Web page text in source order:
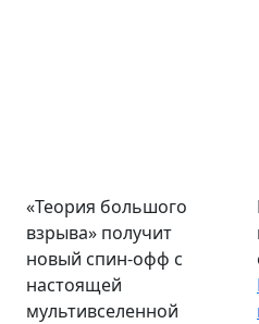
«Теория большого
взрыва» получит
новый спин-офф с
настоящей
мультивселенной